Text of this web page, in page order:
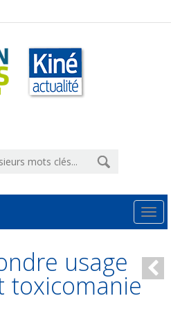
usage
toxicomanie